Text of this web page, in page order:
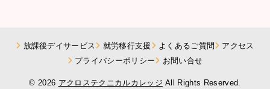
放課後デイサービス 就労移行支援 よくあるご質問
アクセス
プライバシーポリシー
お問い合せ
© 2026 アクロステクニカルカレッジ All Rights Reserved.